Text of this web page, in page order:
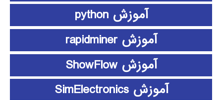
آموزش python
آموزش rapidminer
آموزش ShowFlow
آموزش SimElectronics